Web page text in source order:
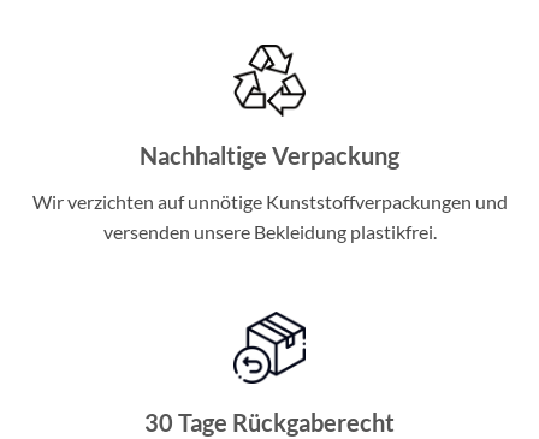
Nachhaltige Verpackung
Wir verzichten auf unnötige Kunststoffverpackungen und
versenden unsere Bekleidung plastikfrei.
30 Tage Rückgaberecht